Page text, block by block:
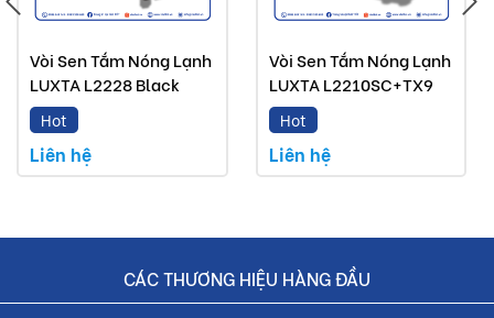
Sen tắm Luxta mà Buildshop bán là sản phẩm chính
Hoàn tiền nếu phát hiện hàng giả, hàng nhái.
Dịch vụ nhanh chóng, tiết kiệm thời gian và tiền bạc
cho khách hàng.
Vòi Sen Tắm Nóng Lạnh
LUXTA L2228 Black
Hot
Liên hệ
Vòi Sen Tắm Nóng Lạnh
LUXTA L2210SC+TX9
Hot
Liên hệ
CÁC THƯƠNG HIỆU HÀNG ĐẦU